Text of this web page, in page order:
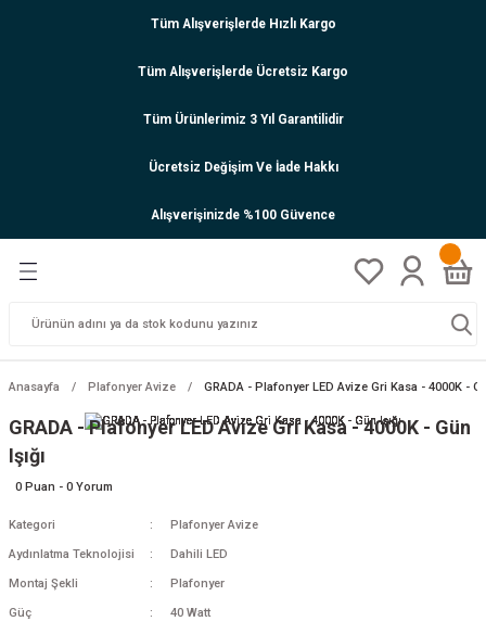
Tüm Alışverişlerde Hızlı Kargo
Tüm Alışverişlerde Ücretsiz Kargo
Tüm Ürünlerimiz 3 Yıl Garantilidir
Ücretsiz Değişim Ve İade Hakkı
Alışverişinizde %100 Güvence
Anasayfa Plafonyer Avize GRADA - Plafonyer LED Avize Gri Kasa - 4000K -
GRADA - Plafonyer LED Avize Gri Kasa - 4000K - Gün
Işığı
0 Puan - 0 Yorum
Kategori Plafonyer Avize
Aydınlatma Teknolojisi Dahili LED
Montaj Şekli Plafonyer
Güç 40 Watt